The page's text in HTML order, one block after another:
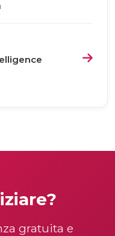
gratuita e